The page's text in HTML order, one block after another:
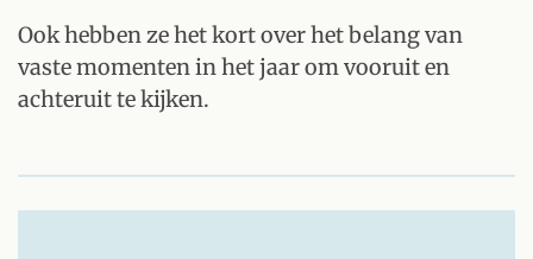
Ook hebben ze het kort over het belang van
vaste momenten in het jaar om vooruit en
achteruit te kijken.